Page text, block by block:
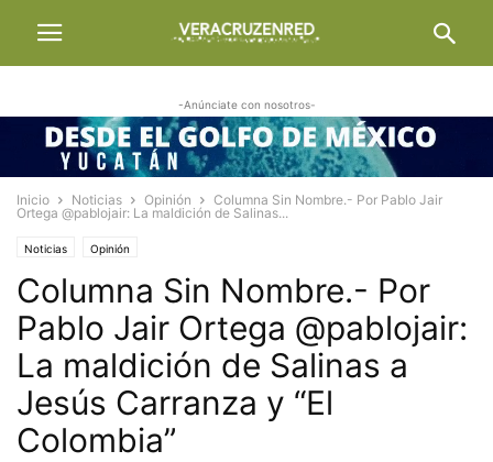
-Anúnciate con nosotros-
Inicio Noticias Opinión
Columna Sin Nombre.- Por Pablo Jair
Ortega @pablojair: La maldición de Salinas...
Noticias Opinión
Columna Sin Nombre.- Por
Pablo Jair Ortega @pablojair:
La maldición de Salinas a
Jesús Carranza y “El
Colombia”